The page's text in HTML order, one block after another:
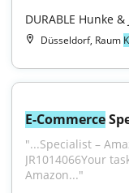
DURABLE Hunke
Düsseldorf, Raum
E-Commerce
"...Specialist –
JR1014066Your
Amazon..."